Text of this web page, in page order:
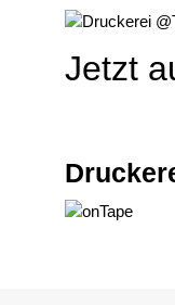
Jetzt